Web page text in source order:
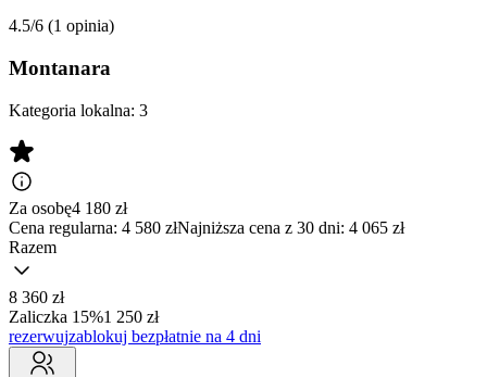
4.5/6 (1 opinia)
Montanara
Kategoria lokalna: 3
Za osobę4 180 zł
Cena regularna: 4 580 złNajniższa cena z 30 dni: 4 065 zł
Razem
8 360 zł
Zaliczka 15%1 250 zł
rezerwujzablokuj bezpłatnie na 4 dni